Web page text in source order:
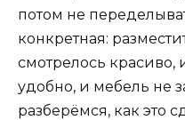
потом не
конкретная:
смотрелось красиво,
удобно, и мебель не
разберёмся, как это